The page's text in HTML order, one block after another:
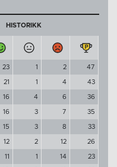
HISTORIKK
23 1 2 47
21 1 4 43
16 4 6 36
16 3 7 35
15 3 8 33
12 2 12 26
11 1 14 23